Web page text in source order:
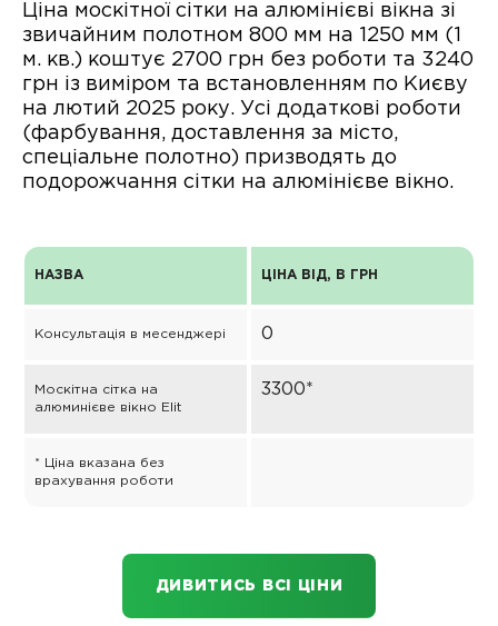
Ціна москітної сітки на алюмінієві вікна зі
звичайним полотном 800 мм на 1250 мм (1
м. кв.) коштує 2700 грн без роботи та 3240
грн із виміром та встановленням по Києву
на лютий 2025 року. Усі додаткові роботи
(фарбування, доставлення за місто,
спеціальне полотно) призводять до
подорожчання сітки на алюмінієве вікно.
НАЗВА ЦІНА ВІД, В ГРН
Консультація в месенджері 0
Москітна сітка на
алюминієве вікно Elit
3300*
* Ціна вказана без
врахування роботи
ДИВИТИСЬ ВСІ ЦІНИ